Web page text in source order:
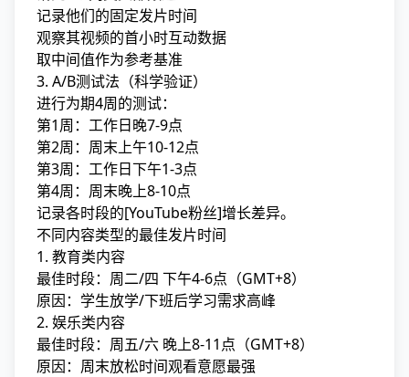
记录他们的固定发片时间
观察其视频的首小时互动数据
取中间值作为参考基准
3. A/B测试法（科学验证）
进行为期4周的测试：
第1周：工作日晚7-9点
第2周：周末上午10-12点
第3周：工作日下午1-3点
第4周：周末晚上8-10点
记录各时段的[YouTube粉丝]增长差异。
不同内容类型的最佳发片时间
1. 教育类内容
最佳时段：周二/四 下午4-6点（GMT+8）
原因：学生放学/下班后学习需求高峰
2. 娱乐类内容
最佳时段：周五/六 晚上8-11点（GMT+8）
原因：周末放松时间观看意愿最强